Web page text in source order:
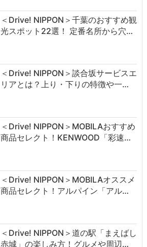
＜Drive! NIPPON＞千葉のおすすめ観
光スポット22選！ 定番名所から穴…
＜Drive! NIPPON＞談合坂サービスエ
リアとは？上り・下りの特徴や一…
＜Drive! NIPPON＞MOBILAおすすめ
商品セレクト！KENWOOD「彩速…
＜Drive! NIPPON＞MOBILAオススメ
商品セレクト！アルパイン「アル…
＜Drive! NIPPON＞道の駅「まえばし
赤城」の楽しみ方！グルメや周辺…